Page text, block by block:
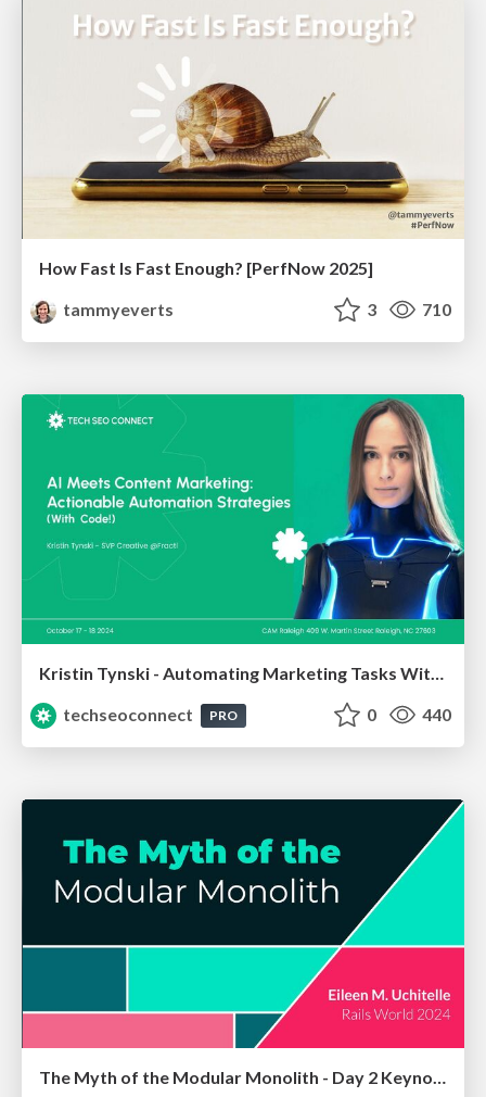
How Fast Is Fast Enough? [PerfNow 2025]
tammyeverts
3 710
Kristin Tynski - Automating Marketing Tasks With AI
techseoconnect
PRO 0 440
The Myth of the Modular Monolith - Day 2 Keynote - Rails World 2024